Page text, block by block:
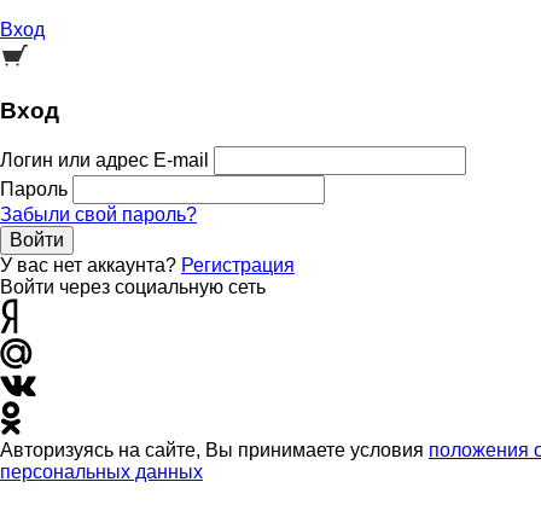
Вход
Вход
Логин или адрес E-mail
Пароль
Забыли свой пароль?
Войти
У вас нет аккаунта? Регистрация
Войти через социальную сеть
Авторизуясь на сайте, Вы принимаете условия положения
персональных данных